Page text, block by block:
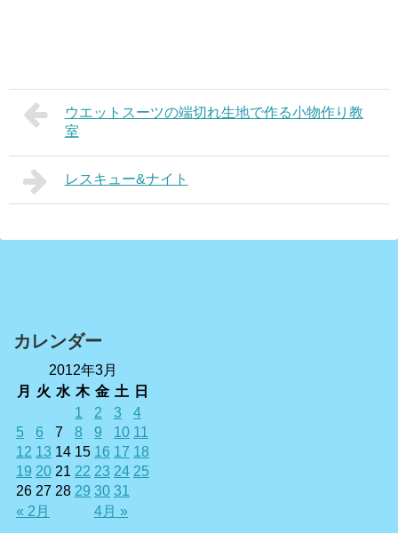
ウエットスーツの端切れ生地で作る小物作り教
室
レスキュー&ナイト
カレンダー
2012年3月
月
火 水 木 金 土 日
« 2月 4月 »
1 2 3
4
5
6 7 8 9 10 11
12 13 14 15 16 17 18
19 20 21 22 23 24 25
26 27 28 29 30 31